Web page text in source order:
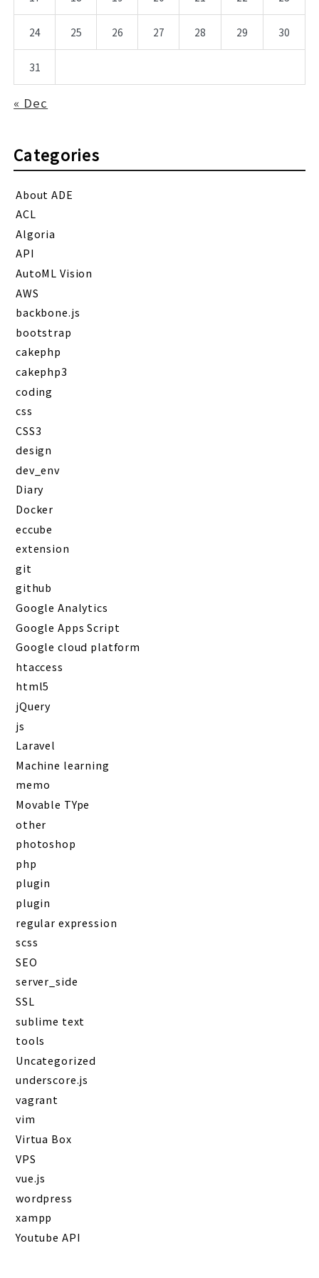
24 25 26 27 28 29 30
31
« Dec
Categories
About ADE
ACL
Algoria
API
AutoML Vision
AWS
backbone.js
bootstrap
cakephp
cakephp3
coding
css
CSS3
design
dev_env
Diary
Docker
eccube
extension
git
github
Google Analytics
Google Apps Script
Google cloud platform
htaccess
html5
jQuery
js
Laravel
Machine learning
memo
Movable TYpe
other
photoshop
php
plugin
plugin
regular expression
scss
SEO
server_side
SSL
sublime text
tools
Uncategorized
underscore.js
vagrant
vim
Virtua Box
VPS
vue.js
wordpress
xampp
Youtube API